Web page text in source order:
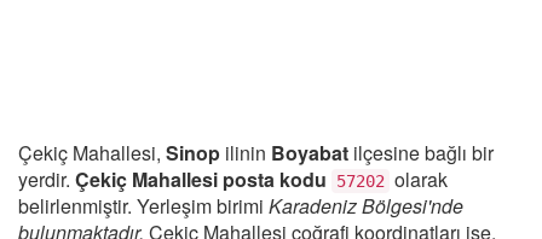
Çekiç Mahallesi, Sinop ilinin Boyabat ilçesine bağlı bir
yerdir. Çekiç Mahallesi posta kodu 57202 olarak
belirlenmiştir. Yerleşim birimi Karadeniz Bölgesi'nde
bulunmaktadır. Çekiç Mahallesi coğrafi koordinatları ise,